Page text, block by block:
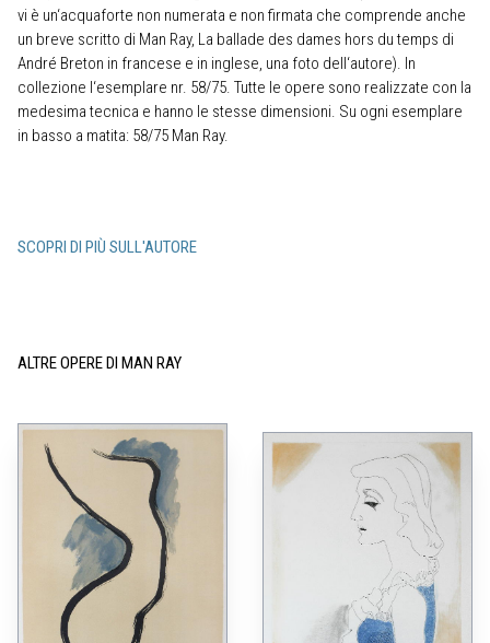
vi è un‘acquaforte non numerata e non firmata che comprende anche
un breve scritto di Man Ray, La ballade des dames hors du temps di
André Breton in francese e in inglese, una foto dell‘autore). In
collezione l‘esemplare nr. 58/75. Tutte le opere sono realizzate con la
medesima tecnica e hanno le stesse dimensioni. Su ogni esemplare
in basso a matita: 58/75 Man Ray.
SCOPRI DI PIÙ SULL'AUTORE
ALTRE OPERE DI MAN RAY